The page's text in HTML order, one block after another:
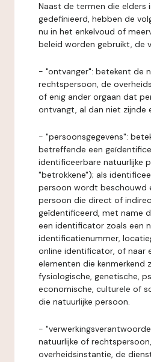
Naast de termen die elders
gedefinieerd, hebben de
nu in het enkelvoud of
beleid worden gebruikt, de
- "ontvanger": betekent de
rechtspersoon, de
of enig ander orgaan dat
ontvangt, al dan niet zijnde
- "persoonsgegevens":
betreffende een
identificeerbare natuurlijke
"betrokkene"); als
persoon wordt beschouwd
persoon die direct of
geïdentificeerd, met name
een identificator zoals een
identificatienummer,
online identificator, of naar
elementen die kenmerkend
fysiologische, genetische,
economische, culturele of
die natuurlijke persoon.
-
natuurlijke of
overheidsinstantie, de